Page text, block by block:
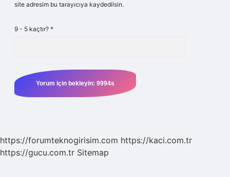
site adresim bu tarayıcıya kaydedilsin.
9 - 5 kaçtır? *
https://forumteknogirisim.com https://kaci.com.tr
https://gucu.com.tr Sitemap